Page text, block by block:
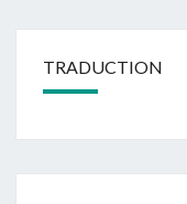
TRADUCTION